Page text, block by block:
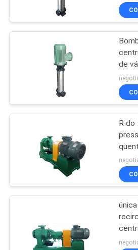
CONTROLE
DA
QUALIDADE
CONTACTE-
UMAS
CITAÇÕES
MAPA
Pano de
mícron
Acessórios
prensa de
de
do
de
R do
água
água